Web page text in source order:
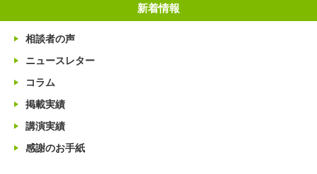
新着情報
相談者の声
ニュースレター
コラム
掲載実績
講演実績
感謝のお手紙